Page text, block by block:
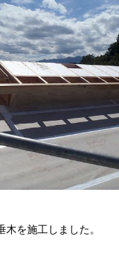
木を施工しました。